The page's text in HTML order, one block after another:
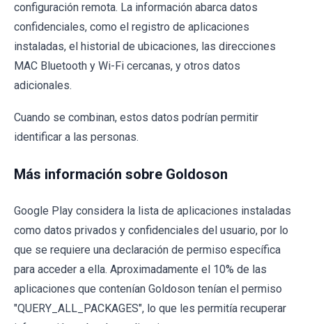
configuración remota. La información abarca datos
confidenciales, como el registro de aplicaciones
instaladas, el historial de ubicaciones, las direcciones
MAC Bluetooth y Wi-Fi cercanas, y otros datos
adicionales.
Cuando se combinan, estos datos podrían permitir
identificar a las personas.
Más información sobre Goldoson
Google Play considera la lista de aplicaciones instaladas
como datos privados y confidenciales del usuario, por lo
que se requiere una declaración de permiso específica
para acceder a ella. Aproximadamente el 10% de las
aplicaciones que contenían Goldoson tenían el permiso
"QUERY_ALL_PACKAGES", lo que les permitía recuperar